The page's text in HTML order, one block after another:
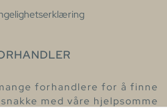
forhandlere for å finne
med våre hjelpsomme